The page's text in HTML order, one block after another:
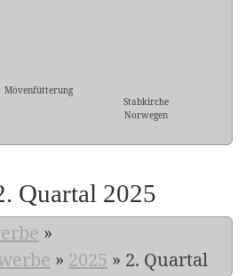
Mövenfütterung
Stabkirche
Norwegen
Quartal 2025
»
» 2025 » 2. Quartal